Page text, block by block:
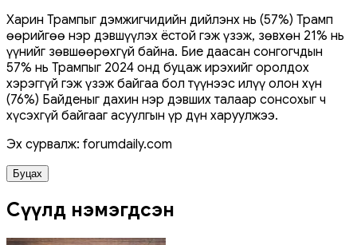
Харин Трампыг дэмжигчидийн дийлэнх нь (57%) Трамп
өөрийгөө нэр дэвшүүлэх ёстой гэж үзэж, зөвхөн 21% нь
үүнийг зөвшөөрөхгүй байна. Бие даасан сонгогчдын
57% нь Трампыг 2024 онд буцаж ирэхийг оролдох
хэрэггүй гэж үзэж байгаа бол түүнээс илүү олон хүн
(76%) Байденыг дахин нэр дэвших талаар сонсохыг ч
хүсэхгүй байгааг асуулгын үр дүн харуулжээ.
Эх сурвалж: forumdaily.com
Буцах
Сүүлд нэмэгдсэн